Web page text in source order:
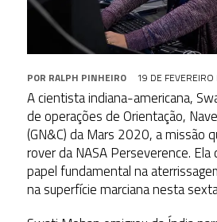
POR RALPH PINHEIRO 19 DE
A cientista indiana-americana,
de operações de Orientação,
(GN&C) da Mars 2020, a missão
rover da NASA Perseverence.
papel fundamental na
na superfície marciana nesta